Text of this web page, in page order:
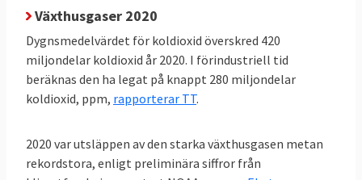
delas med antalet invånare framgår vilka
som förbrukar mest energi. Svenskarna
förbrukar mer energi än andra i EU räknat
per person och hamnar på delad tredje plats
i förbrukningsligan efter Luxemburg och
förbrukar malteser.
Växthusgaser 2020
Dygnsmedelvärdet för koldioxid överskred 420
miljondelar koldioxid år 2020. I förindustriell tid
beräknas den ha legat på knappt 280 miljondelar
koldioxid, ppm, rapporterar TT.
2020 var utsläppen av den starka växthusgasen metan
rekordstora, enligt preliminära siffror från